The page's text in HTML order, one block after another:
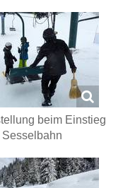
beim Einstieg
Sesselbahn